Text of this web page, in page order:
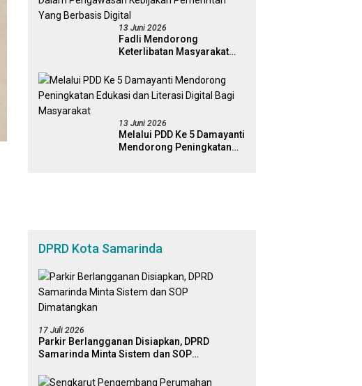
Platform Digital
13 Juni 2026
Fadli Mendorong
Keterlibatan Masyarakat
Kebijakan Pemerintah Yang
Berbasis Digital
13 Juni 2026
Melalui PDD Ke 5 Damayanti
Mendorong Peningkatan
DPRD Kota Samarinda
17 Juli 2026
Parkir Berlangganan Disiapkan, DPRD
Samarinda Minta Sistem dan SOP